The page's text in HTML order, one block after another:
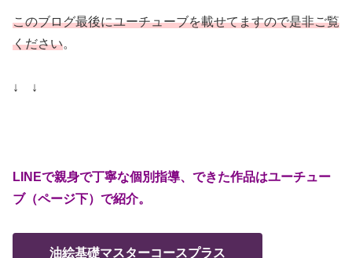
このブログ最後にユーチューブを載せてますので是非ご覧
ください。
↓ ↓
LINEで親身で丁寧な個別指導、できた作品はユーチュー
ブ（ページ下）で紹介。
油絵基礎マスターコースプラス